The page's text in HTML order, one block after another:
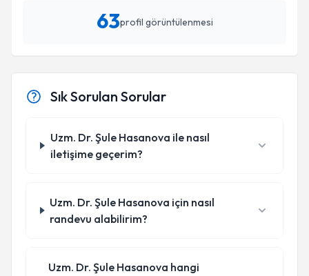
63profil görüntülenmesi
Sık Sorulan Sorular
Uzm. Dr. Şule Hasanova ile nasıl
iletişime geçerim?
Uzm. Dr. Şule Hasanova için nasıl
randevu alabilirim?
Uzm. Dr. Şule Hasanova hangi